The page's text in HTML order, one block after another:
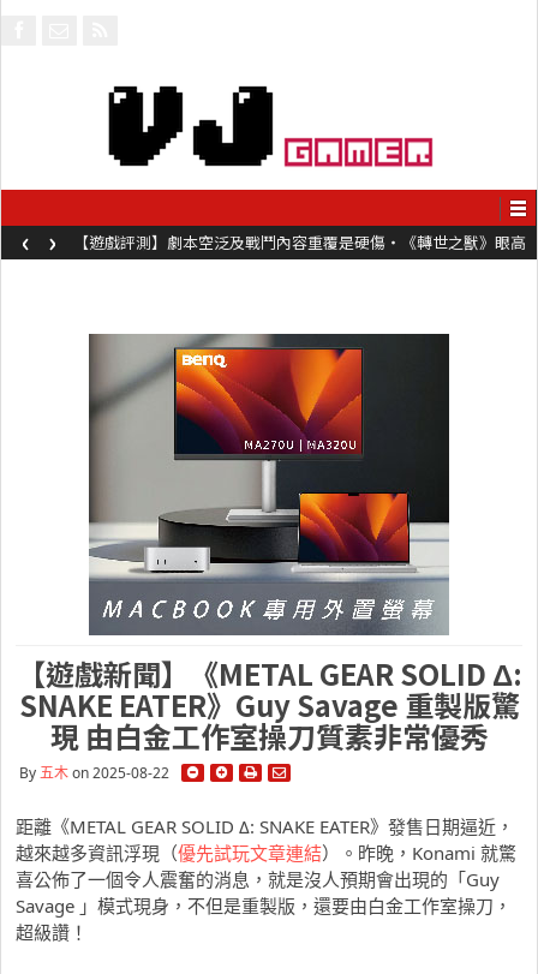
【遊戲評測】劇本空泛及戰鬥內容重覆是硬傷・《轉世之獸》眼高
手低表現未如理想
‹ ›
【遊戲新聞】《METAL GEAR SOLID Δ:
SNAKE EATER》Guy Savage 重製版驚
現 由白金工作室操刀質素非常優秀
By五木on 2025-08-22
距離《METAL GEAR SOLID Δ: SNAKE EATER》發售日期逼近，
越來越多資訊浮現（優先試玩文章連結）。昨晚，Konami 就驚
喜公佈了一個令人震奮的消息，就是沒人預期會出現的「Guy
Savage 」模式現身，不但是重製版，還要由白金工作室操刀，
超級讚！